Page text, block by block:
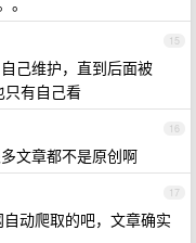
15
己维护，直到后面被
有自己看
16
文章都不是原创啊
17
动爬取的吧，文章确实